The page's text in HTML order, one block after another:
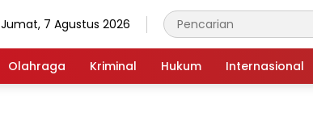
Jumat, 7 Agustus 2026
Olahraga Kriminal Hukum Internasional